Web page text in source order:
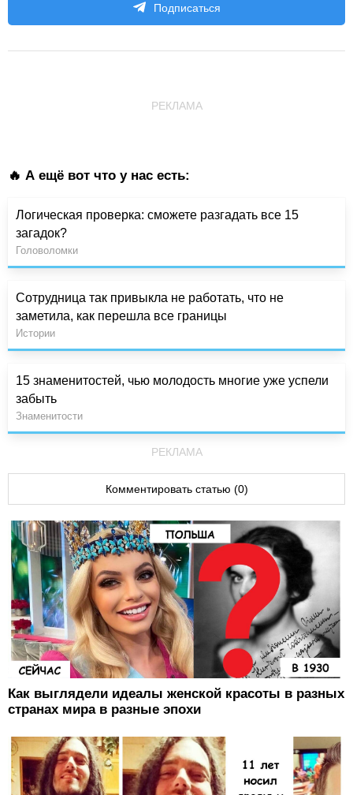
Подписаться
РЕКЛАМА
🔥 А ещё вот что у нас есть:
Логическая проверка: сможете разгадать все 15
загадок?
Головоломки
Сотрудница так привыкла не работать, что не
заметила, как перешла все границы
Истории
15 знаменитостей, чью молодость многие уже успели
забыть
Знаменитости
РЕКЛАМА
Комментировать статью (0)
Как выглядели идеалы женской красоты в разных
странах мира в разные эпохи